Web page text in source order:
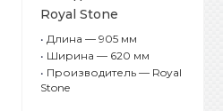
Royal Stone
коллекция Rocky
Stone Калгари
• Длина — 905 мм
• Ширина — 620 мм
• Производитель — Royal
Stone